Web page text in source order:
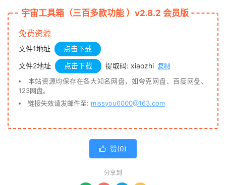
宇宙工具箱（三百多款功能 ）v2.8.2 会员版
免费资源
文件1地址
点击下载
文件2地址
点击下载 提取码: xiaozhi 复制
本站资源均保存在各大知名网盘，如夸克网盘、百度网盘、
123网盘。
链接失效请发邮件至: missyou6000@163.com
 赞(0)
分享到